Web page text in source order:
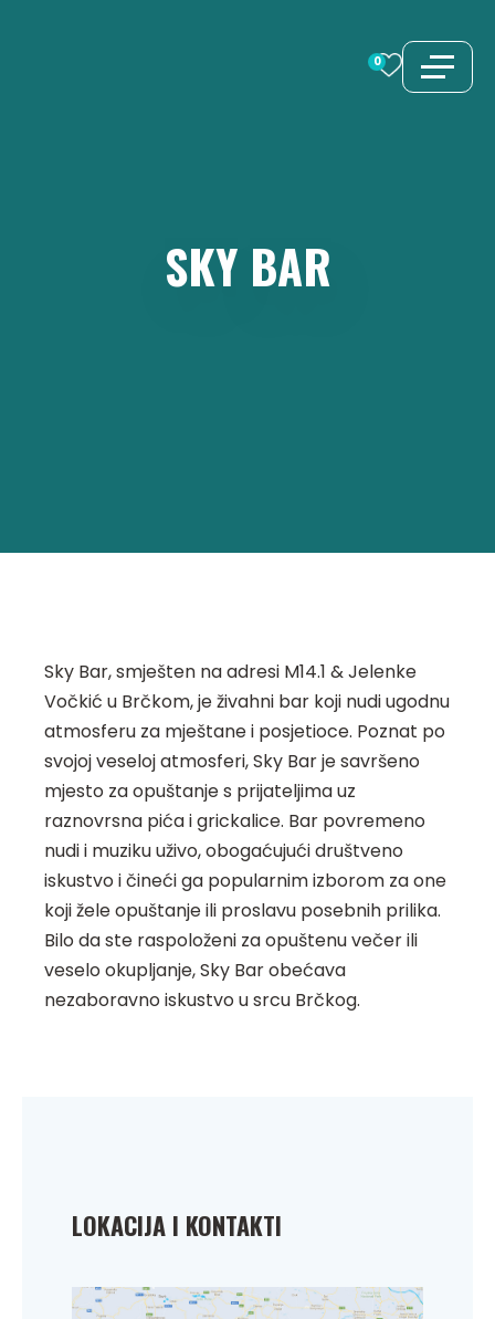
0
SKY BAR
Sky Bar, smješten na adresi M14.1 & Jelenke
Vočkić u Brčkom, je živahni bar koji nudi ugodnu
atmosferu za mještane i posjetioce. Poznat po
svojoj veseloj atmosferi, Sky Bar je savršeno
mjesto za opuštanje s prijateljima uz
raznovrsna pića i grickalice. Bar povremeno
nudi i muziku uživo, obogaćujući društveno
iskustvo i čineći ga popularnim izborom za one
koji žele opuštanje ili proslavu posebnih prilika.
Bilo da ste raspoloženi za opuštenu večer ili
veselo okupljanje, Sky Bar obećava
nezaboravno iskustvo u srcu Brčkog.
LOKACIJA I KONTAKTI